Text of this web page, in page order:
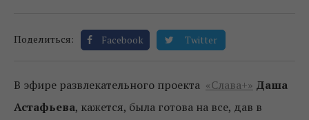
Поделиться: Facebook Twitter
В эфире развлекательного проекта «Слава+» Даша
Астафьева, кажется, была готова на все, дав в